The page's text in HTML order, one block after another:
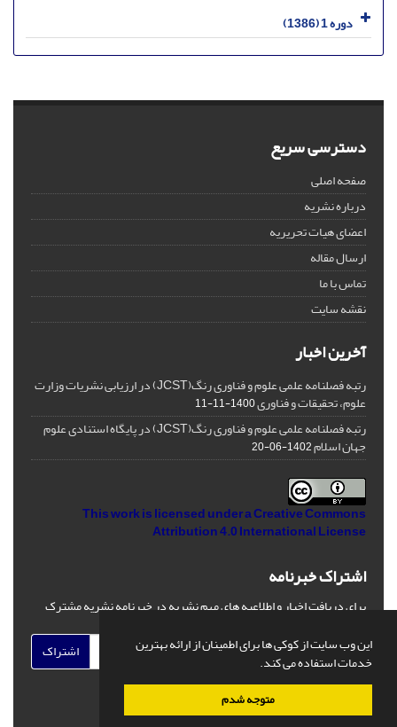
این وب سایت از کوکی ها برای اطمینان از ارائه بهترین
خدمات استفاده می کند.
متوجه شدم
دوره 1 (1386)
دسترسی سریع
صفحه اصلی
درباره نشریه
اعضای هیات تحریریه
ارسال مقاله
تماس با ما
نقشه سایت
آخرین اخبار
رتبه فصلنامه علمی علوم و فناوری رنگ(JCST) در ارزیابی نشریات وزارت
علوم، تحقیقات و فناوری1400-11-11
رتبه فصلنامه علمی علوم و فناوری رنگ(JCST) در پایگاه استنادی علوم
جهان اسلام1402-06-20
This work is licensed under aCreative Commons
Attribution 4.0 International License
اشتراک خبرنامه
برای دریافت اخبار و اطلاعیه های مهم نشریه در خبرنامه نشریه مشترک
اشتراک